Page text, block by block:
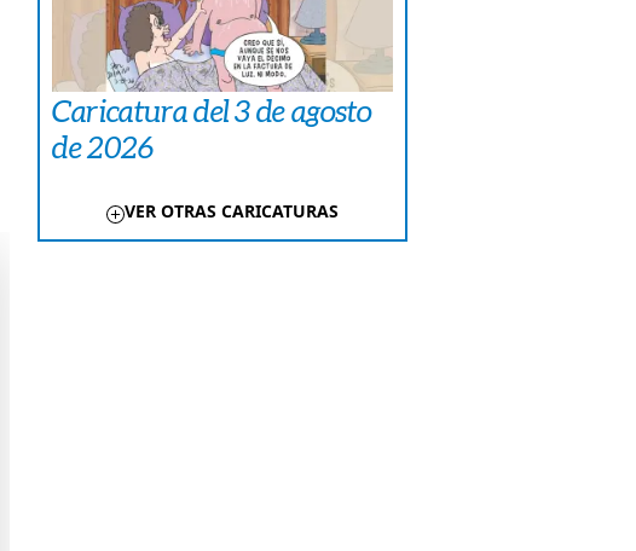
Caricatura del 3 de agosto
de 2026
VER OTRAS CARICATURAS